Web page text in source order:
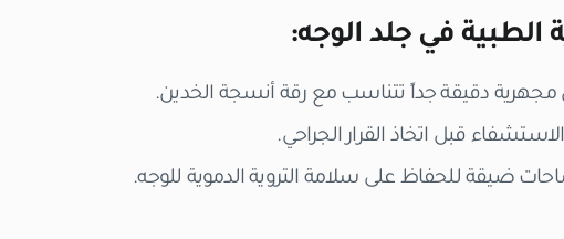
الطبية في جلد الوجه:
دقيقة جداً تتناسب مع رقة أنسجة الخدين.
قبل اتخاذ القرار الجراحي.
ضيقة للحفاظ على سلامة التروية الدموية للوجه.